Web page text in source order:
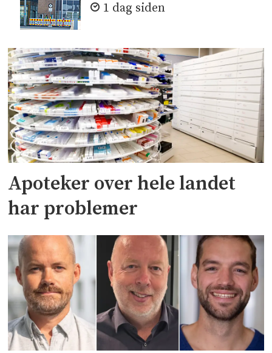
1 dag siden
Apoteker over hele landet
har problemer